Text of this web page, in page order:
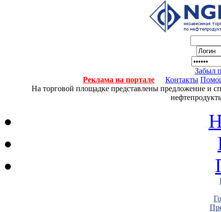
Забыл
Реклама на портале
Контакты
На торговой площадке представлены предложение и